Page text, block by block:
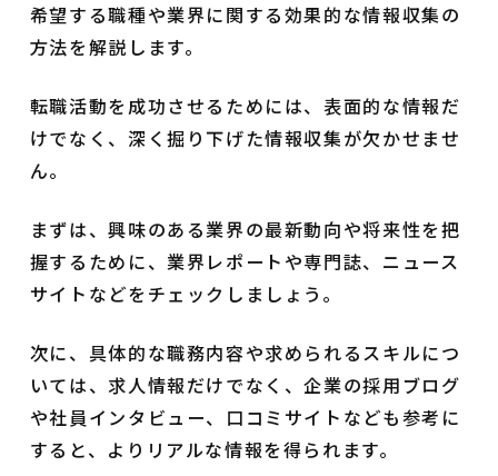
希望する職種や業界に関する効果的な情報収集の
方法を解説します。
転職活動を成功させるためには、表面的な情報だ
けでなく、深く掘り下げた情報収集が欠かせませ
ん。
まずは、興味のある業界の最新動向や将来性を把
握するために、業界レポートや専門誌、ニュース
サイトなどをチェックしましょう。
次に、具体的な職務内容や求められるスキルにつ
いては、求人情報だけでなく、企業の採用ブログ
や社員インタビュー、口コミサイトなども参考に
すると、よりリアルな情報を得られます。